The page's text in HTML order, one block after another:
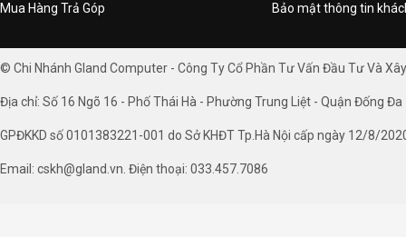
Mua Hàng Trả Góp
Bảo mật thông tin
© Chi Nhánh Gland Computer - Công Ty Cổ Phần Tư Vấn Đầu Tư Và
Địa chỉ: Số 16 Ngõ 16 - Phố Thái Hà - Phường Trung Liệt - Quận Đống Đa
GPĐKKD số 0101383221-001 do Sở KHĐT Tp.Hà Nội cấp ngày 12/8/
Email: cskh@gland.vn. Điện thoại: 033.457.7086